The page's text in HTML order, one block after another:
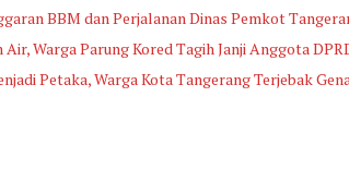
BBM dan Perjalanan Dinas Pemkot
Warga Parung Kored Tagih Janji Anggota
Petaka, Warga Kota Tangerang Terjebak